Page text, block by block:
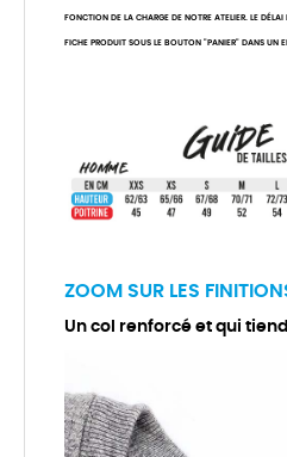
FONCTION DE LA CHARGE DE NOTRE ATELIER. LE
FICHE PRODUIT SOUS LE BOUTON "PANIER" DANS UN
ZOOM SUR LES
Un col renforcé et qui